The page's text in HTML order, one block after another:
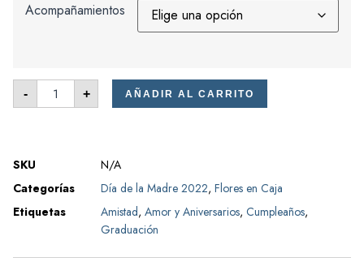
Acompañamientos
- + AÑADIR AL CARRITO
SKU
N/A
Categorías
Día de la Madre 2022, Flores en Caja
Etiquetas
Amistad, Amor y Aniversarios, Cumpleaños,
Graduación